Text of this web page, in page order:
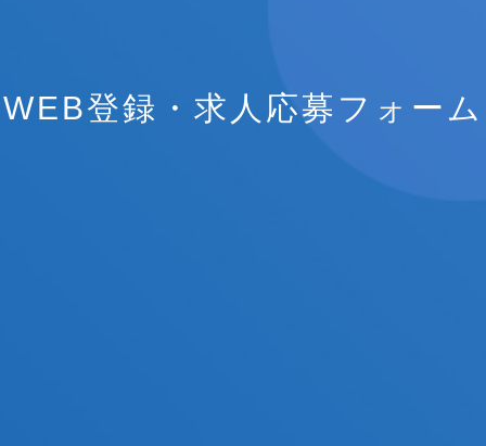
WEB登録・求人応募フォーム